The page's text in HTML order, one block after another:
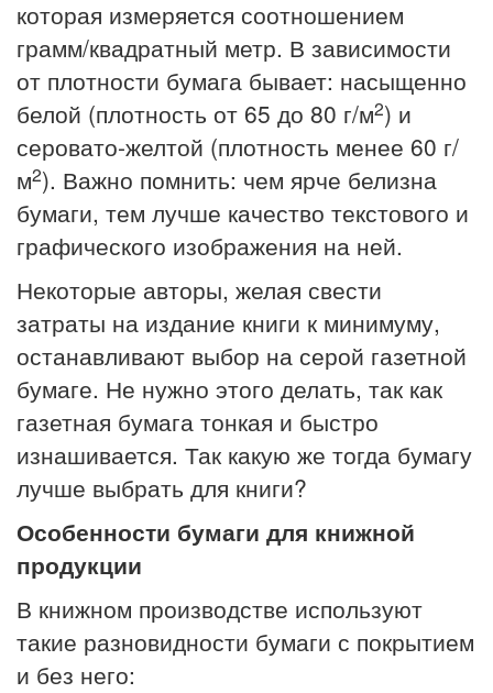
которая измеряется соотношением
грамм/квадратный метр. В зависимости
от плотности бумага бывает: насыщенно
белой (плотность от 65 до 80 г/м2) и
серовато-желтой (плотность менее 60 г/
м2). Важно помнить: чем ярче белизна
бумаги, тем лучше качество текстового и
графического изображения на ней.
Некоторые авторы, желая свести
затраты на издание книги к минимуму,
останавливают выбор на серой газетной
бумаге. Не нужно этого делать, так как
газетная бумага тонкая и быстро
изнашивается. Так какую же тогда бумагу
лучше выбрать для книги?
Особенности бумаги для книжной
продукции
В книжном производстве используют
такие разновидности бумаги с покрытием
и без него: